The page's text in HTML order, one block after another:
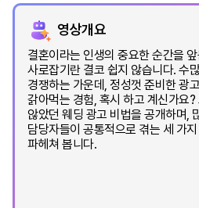
영상개요
결혼이라는 인생의 중요한 순간을
사로잡기란 결코 쉽지 않습니다. 수
경쟁하는 가운데, 정성껏 준비한 광
갉아먹는 경험, 혹시 하고 계신가요
않았던 웨딩 광고 비법을 공개하며,
담당자들이 공통적으로 겪는 세 가
파헤쳐 봅니다.